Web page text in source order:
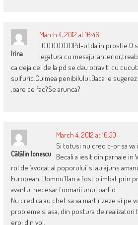
Irina
March 4, 2012 at 16:46
:)))))))))))))Pd-ul da in prostie.O
legatura cu mesajul
ca deja cei de la pd se dau otraviti cu
sulfuric.Culmea penibilului.Daca le
,oare ce fac?Se arunca?
Cãtãlin Ionescu
March 4, 2012 at 16:50
Si totusi nu cred c-or sa va
Becali a iesit din parnaie in
rol de ‘avocat al poporului’ si au ajuns
European. Domnu’Dan a fost plimbat prin
avantul necesar formarii unui partid.
Nu cred ca au chef sa va martirizeze si pe
probleme si asa, din postura de realizatori
eroi din voi.